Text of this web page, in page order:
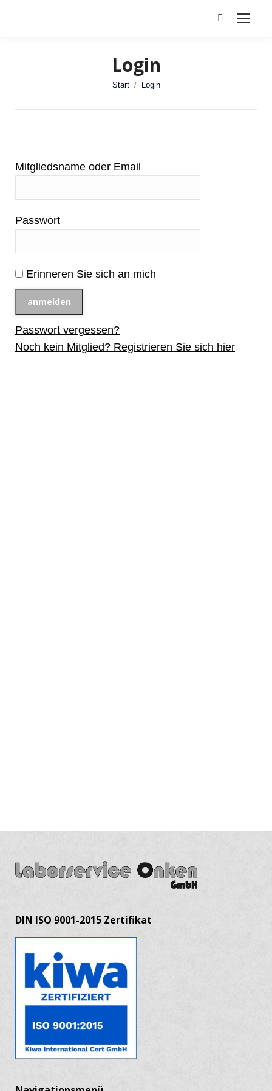
Search:
Login
Sie befinden sich hier:
Start Login
Mitgliedsname oder Email
Passwort
Erinneren Sie sich an mich
Passwort vergessen?
Noch kein Mitglied? Registrieren Sie sich hier
DIN ISO 9001-2015 Zertifikat